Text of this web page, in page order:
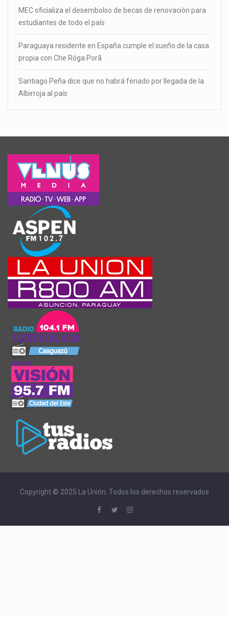
MEC oficializa el desembolso de becas de renovación para
estudiantes de todo el país
Paraguaya residente en España cumple el sueño de la casa
propia con Che Róga Porã
Santiago Peña dice que no habrá feriado por llegada de la
Albirroja al país
Copyright © 2025 La Unión. Todos los derechos reservados